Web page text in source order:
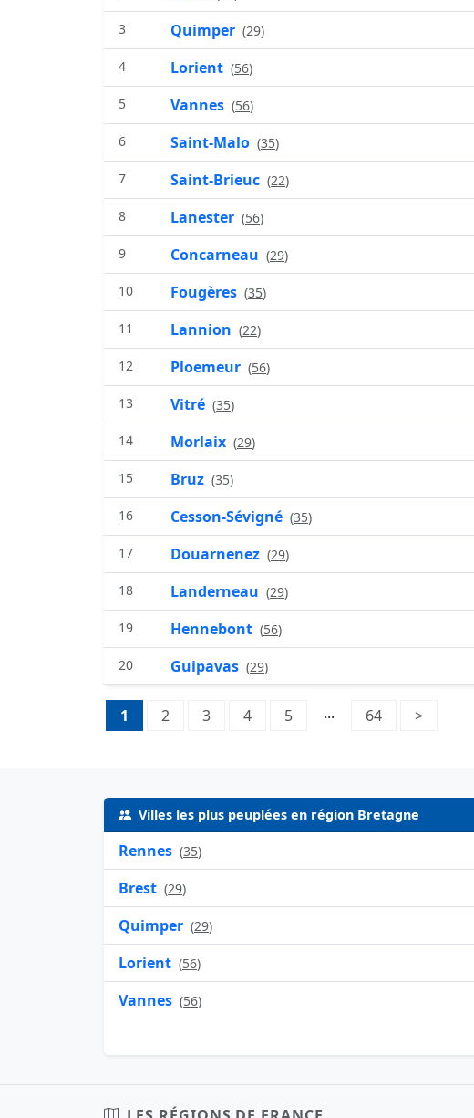
3 Quimper (29)
4 Lorient (56)
5 Vannes (56)
6 Saint-Malo (35)
7 Saint-Brieuc (22)
8 Lanester (56)
9 Concarneau (29)
10 Fougères (35)
11 Lannion (22)
12 Ploemeur (56)
13 Vitré (35)
14 Morlaix (29)
15 Bruz (35)
16 Cesson-Sévigné (35)
17 Douarnenez (29)
18 Landerneau (29)
19 Hennebont (56)
20 Guipavas (29)
Pagination:
1 Page 1
2 Page 2
3 Page 3
4 Page 4
5 Page 5
... 64 Page 64
>
Villes les plus peuplées en région Bretagne
Rennes (35)
Brest (29)
Quimper (29)
Lorient (56)
Vannes (56)